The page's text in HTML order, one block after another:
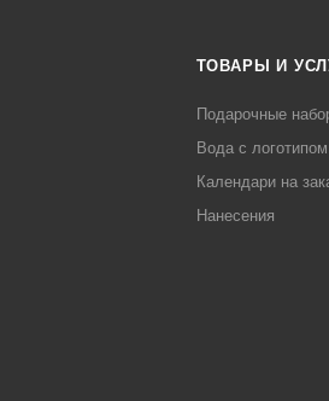
ТОВАРЫ И
Подарочные
Вода с логотипом
Календари на
Нанесения